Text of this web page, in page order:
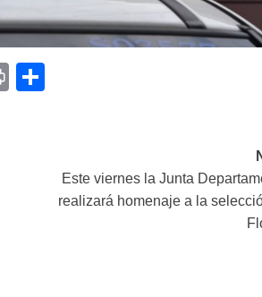
Print
Este viernes la Junta
realizará homenaje a la